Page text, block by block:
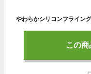
この